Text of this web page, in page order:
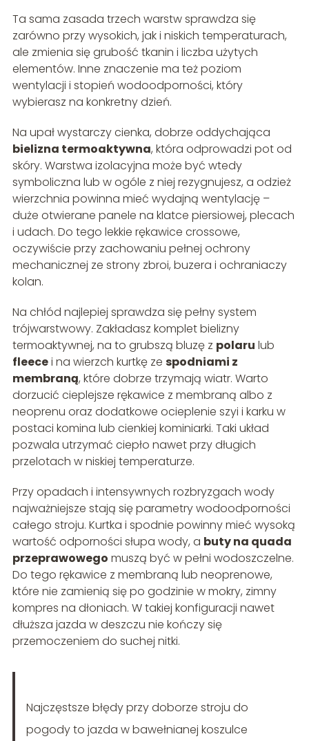
Ta sama zasada trzech warstw sprawdza się
zarówno przy wysokich, jak i niskich temperaturach,
ale zmienia się grubość tkanin i liczba użytych
elementów. Inne znaczenie ma też poziom
wentylacji i stopień wodoodporności, który
wybierasz na konkretny dzień.
Na upał wystarczy cienka, dobrze oddychająca
bielizna termoaktywna, która odprowadzi pot od
skóry. Warstwa izolacyjna może być wtedy
symboliczna lub w ogóle z niej rezygnujesz, a odzież
wierzchnia powinna mieć wydajną wentylację –
duże otwierane panele na klatce piersiowej, plecach
i udach. Do tego lekkie rękawice crossowe,
oczywiście przy zachowaniu pełnej ochrony
mechanicznej ze strony zbroi, buzera i ochraniaczy
kolan.
Na chłód najlepiej sprawdza się pełny system
trójwarstwowy. Zakładasz komplet bielizny
termoaktywnej, na to grubszą bluzę z polaru lub
fleecei na wierzch kurtkę ze spodniami z
membraną, które dobrze trzymają wiatr. Warto
dorzucić cieplejsze rękawice z membraną albo z
neoprenu oraz dodatkowe ocieplenie szyi i karku w
postaci komina lub cienkiej kominiarki. Taki układ
pozwala utrzymać ciepło nawet przy długich
przelotach w niskiej temperaturze.
Przy opadach i intensywnych rozbryzgach wody
najważniejsze stają się parametry wodoodporności
całego stroju. Kurtka i spodnie powinny mieć wysoką
wartość odporności słupa wody, a buty na quada
przeprawowego muszą być w pełni wodoszczelne.
Do tego rękawice z membraną lub neoprenowe,
które nie zamienią się po godzinie w mokry, zimny
kompres na dłoniach. W takiej konfiguracji nawet
dłuższa jazda w deszczu nie kończy się
przemoczeniem do suchej nitki.
Najczęstsze błędy przy doborze stroju do
pogody to jazda w bawełnianej koszulce